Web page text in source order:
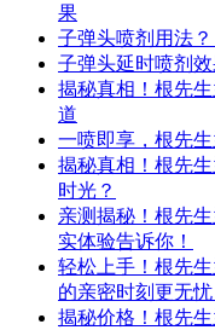
果
子弹头喷剂用法
子弹头延时喷剂
揭秘真相！根先
道
一喷即享，根先
揭秘真相！根先
时光？
亲测揭秘！根先
实体验告诉你！
轻松上手！根先
的亲密时刻更无忧
揭秘价格！根先